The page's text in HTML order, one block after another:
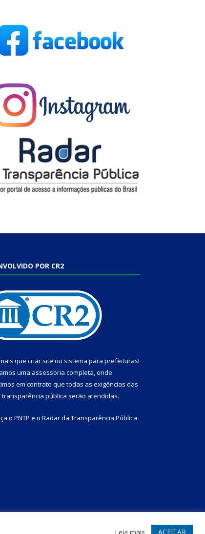
POR CR2
que criar site ou sistema para prefeituras!
uma assessoria completa, onde
em contrato que todas as exigências das
transparência pública serão atendidas.
o PNTP e o Radar da Transparência Pública
Acessar Webmail
Leia mais ACEITAR